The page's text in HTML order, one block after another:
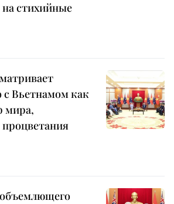
стихийные
с Вьетнамом как
мира,